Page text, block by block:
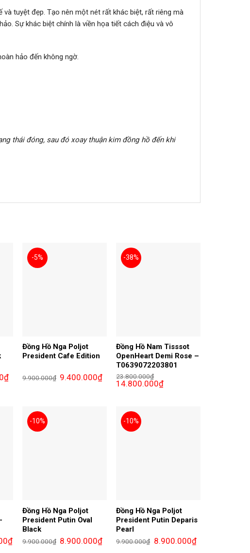
tuyệt đẹp. Tạo nên một nét rất khác biệt, rất riêng mà
Sự khác biệt chính là viền họa tiết cách điệu và vô
hảo đến không ngờ.
thái đóng, sau đó xoay thuận kim đồng hồ đến khi
₫Giá
hiện
-5%
Đồng Hồ Nga Poljot
President Cafe Edition
9.900.000₫ Giá
gốc
9.400.000₫Giá
-38%
Đồng Hồ Nam Tisssot
OpenHeart Demi Rose –
T0639072203801
23.800.000₫
Giá
gốc
14.800.000₫Giá
₫Giá
hiện
-10%
Đồng Hồ Nga Poljot
President Putin Oval
Black
9.900.000₫ Giá
gốc
8.900.000₫Giá
-10%
Đồng Hồ Nga Poljot
President Putin Deparis
Pearl
9.900.000₫ Giá
gốc
8.900.000₫Giá
hiện